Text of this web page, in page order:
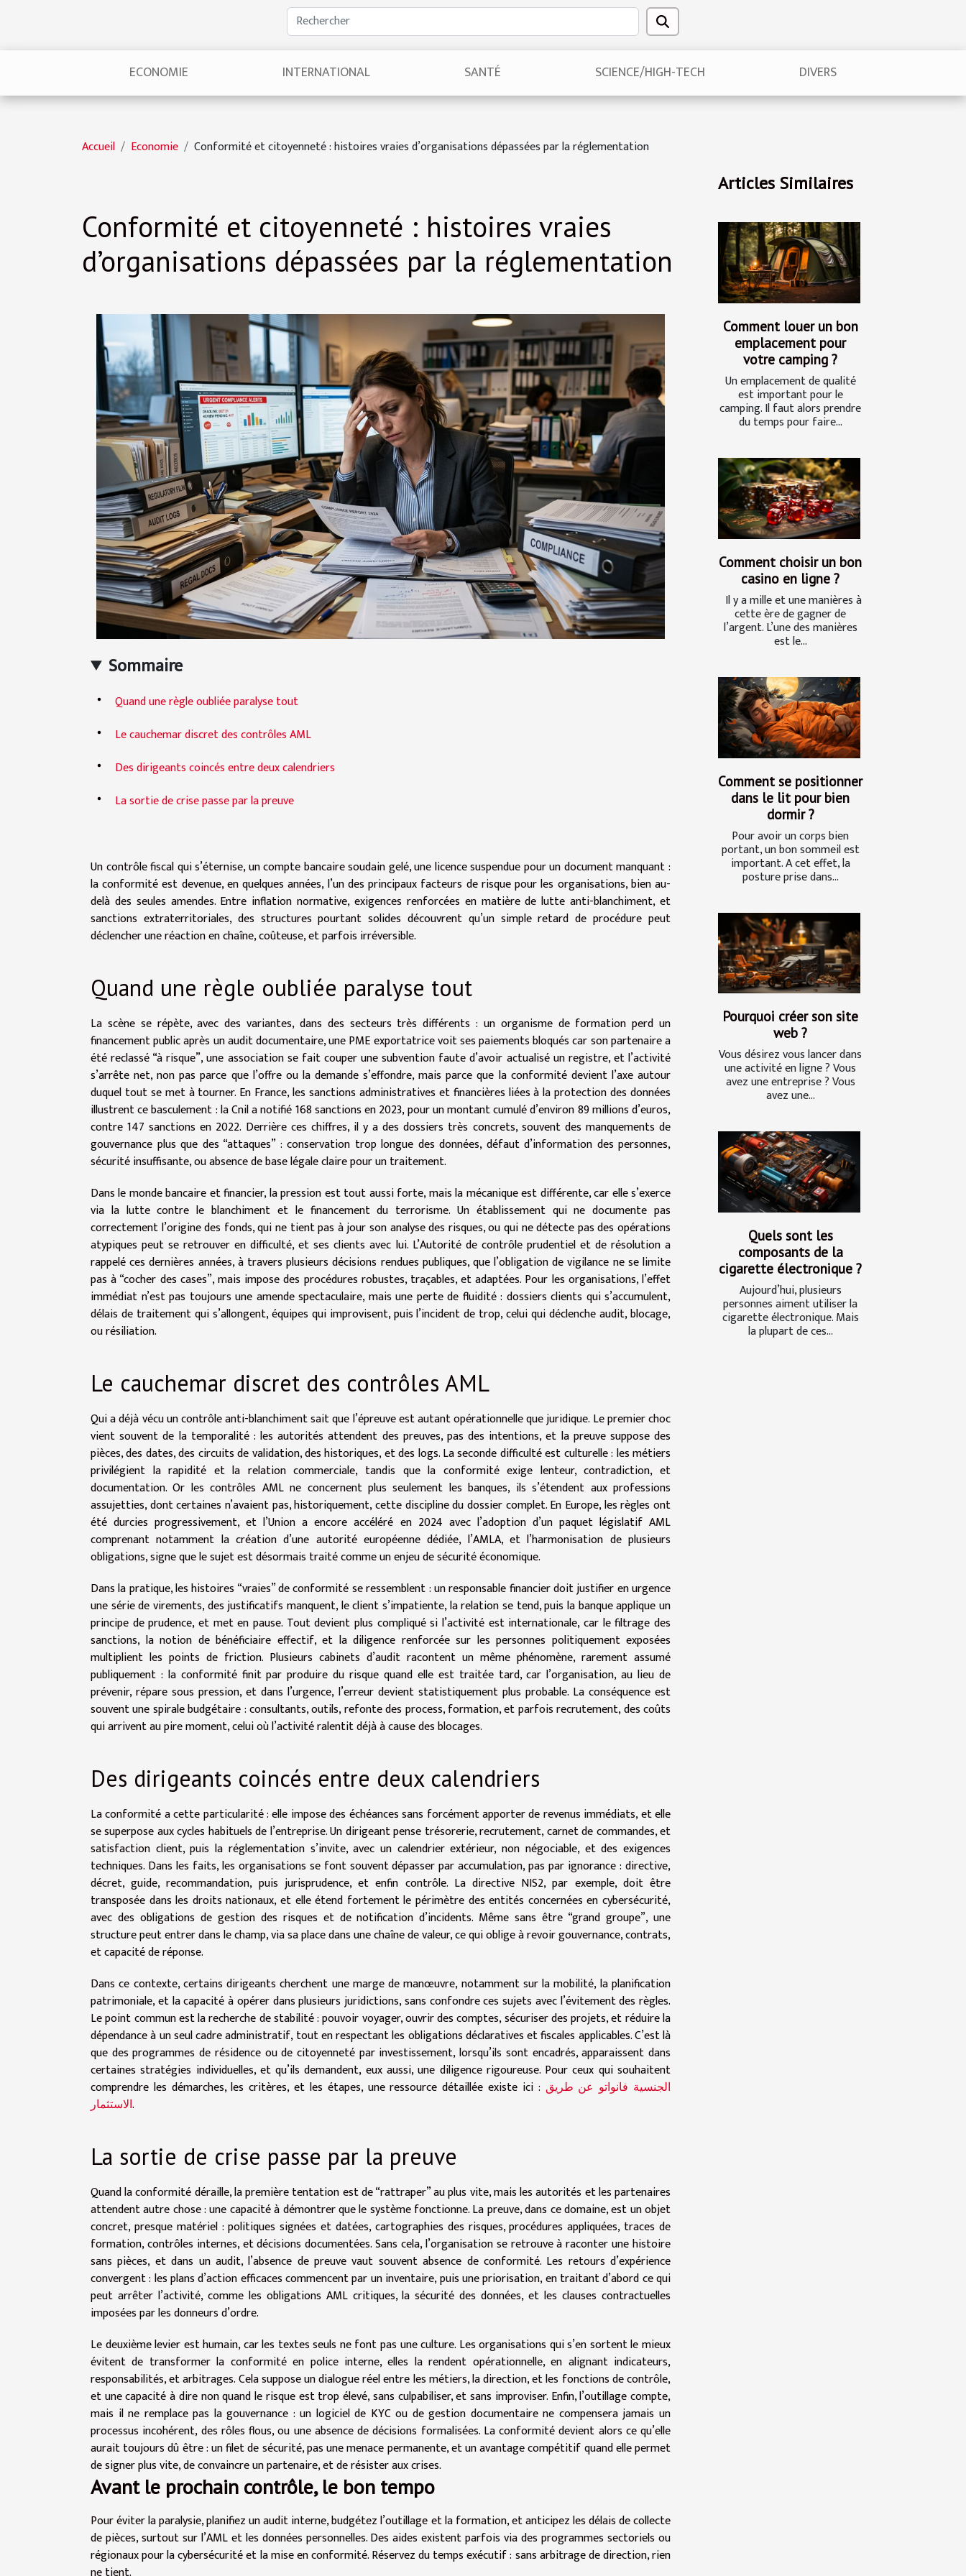
ECONOMIE INTERNATIONAL SANTÉ SCIENCE/HIGH-TECH DIVERS
Accueil Economie Conformité et citoyenneté : histoires vraies d’organisations dépassées par la réglementation
Conformité et citoyenneté : histoires vraies
d’organisations dépassées par la réglementation
Sommaire
Quand une règle oubliée paralyse tout
Le cauchemar discret des contrôles AML
Des dirigeants coincés entre deux calendriers
La sortie de crise passe par la preuve
Un contrôle fiscal qui s’éternise, un compte bancaire soudain gelé, une licence suspendue pour un document manquant :
la conformité est devenue, en quelques années, l’un des principaux facteurs de risque pour les organisations, bien au-
delà des seules amendes. Entre inflation normative, exigences renforcées en matière de lutte anti-blanchiment, et
sanctions extraterritoriales, des structures pourtant solides découvrent qu’un simple retard de procédure peut
déclencher une réaction en chaîne, coûteuse, et parfois irréversible.
Quand une règle oubliée paralyse tout
La scène se répète, avec des variantes, dans des secteurs très différents : un organisme de formation perd un
financement public après un audit documentaire, une PME exportatrice voit ses paiements bloqués car son partenaire a
été reclassé “à risque”, une association se fait couper une subvention faute d’avoir actualisé un registre, et l’activité
s’arrête net, non pas parce que l’offre ou la demande s’effondre, mais parce que la conformité devient l’axe autour
duquel tout se met à tourner. En France, les sanctions administratives et financières liées à la protection des données
illustrent ce basculement : la Cnil a notifié 168 sanctions en 2023, pour un montant cumulé d’environ 89 millions d’euros,
contre 147 sanctions en 2022. Derrière ces chiffres, il y a des dossiers très concrets, souvent des manquements de
gouvernance plus que des “attaques” : conservation trop longue des données, défaut d’information des personnes,
sécurité insuffisante, ou absence de base légale claire pour un traitement.
Dans le monde bancaire et financier, la pression est tout aussi forte, mais la mécanique est différente, car elle s’exerce
via la lutte contre le blanchiment et le financement du terrorisme. Un établissement qui ne documente pas
correctement l’origine des fonds, qui ne tient pas à jour son analyse des risques, ou qui ne détecte pas des opérations
atypiques peut se retrouver en difficulté, et ses clients avec lui. L’Autorité de contrôle prudentiel et de résolution a
rappelé ces dernières années, à travers plusieurs décisions rendues publiques, que l’obligation de vigilance ne se limite
pas à “cocher des cases”, mais impose des procédures robustes, traçables, et adaptées. Pour les organisations, l’effet
immédiat n’est pas toujours une amende spectaculaire, mais une perte de fluidité : dossiers clients qui s’accumulent,
délais de traitement qui s’allongent, équipes qui improvisent, puis l’incident de trop, celui qui déclenche audit, blocage,
ou résiliation.
Le cauchemar discret des contrôles AML
Qui a déjà vécu un contrôle anti-blanchiment sait que l’épreuve est autant opérationnelle que juridique. Le premier choc
vient souvent de la temporalité : les autorités attendent des preuves, pas des intentions, et la preuve suppose des
pièces, des dates, des circuits de validation, des historiques, et des logs. La seconde difficulté est culturelle : les métiers
privilégient la rapidité et la relation commerciale, tandis que la conformité exige lenteur, contradiction, et
documentation. Or les contrôles AML ne concernent plus seulement les banques, ils s’étendent aux professions
assujetties, dont certaines n’avaient pas, historiquement, cette discipline du dossier complet. En Europe, les règles ont
été durcies progressivement, et l’Union a encore accéléré en 2024 avec l’adoption d’un paquet législatif AML
comprenant notamment la création d’une autorité européenne dédiée, l’AMLA, et l’harmonisation de plusieurs
obligations, signe que le sujet est désormais traité comme un enjeu de sécurité économique.
Dans la pratique, les histoires “vraies” de conformité se ressemblent : un responsable financier doit justifier en urgence
une série de virements, des justificatifs manquent, le client s’impatiente, la relation se tend, puis la banque applique un
principe de prudence, et met en pause. Tout devient plus compliqué si l’activité est internationale, car le filtrage des
sanctions, la notion de bénéficiaire effectif, et la diligence renforcée sur les personnes politiquement exposées
multiplient les points de friction. Plusieurs cabinets d’audit racontent un même phénomène, rarement assumé
publiquement : la conformité finit par produire du risque quand elle est traitée tard, car l’organisation, au lieu de
prévenir, répare sous pression, et dans l’urgence, l’erreur devient statistiquement plus probable. La conséquence est
souvent une spirale budgétaire : consultants, outils, refonte des process, formation, et parfois recrutement, des coûts
qui arrivent au pire moment, celui où l’activité ralentit déjà à cause des blocages.
Des dirigeants coincés entre deux calendriers
La conformité a cette particularité : elle impose des échéances sans forcément apporter de revenus immédiats, et elle
se superpose aux cycles habituels de l’entreprise. Un dirigeant pense trésorerie, recrutement, carnet de commandes, et
satisfaction client, puis la réglementation s’invite, avec un calendrier extérieur, non négociable, et des exigences
techniques. Dans les faits, les organisations se font souvent dépasser par accumulation, pas par ignorance : directive,
décret, guide, recommandation, puis jurisprudence, et enfin contrôle. La directive NIS2, par exemple, doit être
transposée dans les droits nationaux, et elle étend fortement le périmètre des entités concernées en cybersécurité,
avec des obligations de gestion des risques et de notification d’incidents. Même sans être “grand groupe”, une
structure peut entrer dans le champ, via sa place dans une chaîne de valeur, ce qui oblige à revoir gouvernance, contrats,
et capacité de réponse.
Dans ce contexte, certains dirigeants cherchent une marge de manœuvre, notamment sur la mobilité, la planification
patrimoniale, et la capacité à opérer dans plusieurs juridictions, sans confondre ces sujets avec l’évitement des règles.
Le point commun est la recherche de stabilité : pouvoir voyager, ouvrir des comptes, sécuriser des projets, et réduire la
dépendance à un seul cadre administratif, tout en respectant les obligations déclaratives et fiscales applicables. C’est là
que des programmes de résidence ou de citoyenneté par investissement, lorsqu’ils sont encadrés, apparaissent dans
certaines stratégies individuelles, et qu’ils demandent, eux aussi, une diligence rigoureuse. Pour ceux qui souhaitent
comprendre les démarches, les critères, et les étapes, une ressource détaillée existe ici : الجنسية فانواتو عن طريق
الاستثمار.
La sortie de crise passe par la preuve
Quand la conformité déraille, la première tentation est de “rattraper” au plus vite, mais les autorités et les partenaires
attendent autre chose : une capacité à démontrer que le système fonctionne. La preuve, dans ce domaine, est un objet
concret, presque matériel : politiques signées et datées, cartographies des risques, procédures appliquées, traces de
formation, contrôles internes, et décisions documentées. Sans cela, l’organisation se retrouve à raconter une histoire
sans pièces, et dans un audit, l’absence de preuve vaut souvent absence de conformité. Les retours d’expérience
convergent : les plans d’action efficaces commencent par un inventaire, puis une priorisation, en traitant d’abord ce qui
peut arrêter l’activité, comme les obligations AML critiques, la sécurité des données, et les clauses contractuelles
imposées par les donneurs d’ordre.
Le deuxième levier est humain, car les textes seuls ne font pas une culture. Les organisations qui s’en sortent le mieux
évitent de transformer la conformité en police interne, elles la rendent opérationnelle, en alignant indicateurs,
responsabilités, et arbitrages. Cela suppose un dialogue réel entre les métiers, la direction, et les fonctions de contrôle,
et une capacité à dire non quand le risque est trop élevé, sans culpabiliser, et sans improviser. Enfin, l’outillage compte,
mais il ne remplace pas la gouvernance : un logiciel de KYC ou de gestion documentaire ne compensera jamais un
processus incohérent, des rôles flous, ou une absence de décisions formalisées. La conformité devient alors ce qu’elle
aurait toujours dû être : un filet de sécurité, pas une menace permanente, et un avantage compétitif quand elle permet
de signer plus vite, de convaincre un partenaire, et de résister aux crises.
Avant le prochain contrôle, le bon tempo
Pour éviter la paralysie, planifiez un audit interne, budgétez l’outillage et la formation, et anticipez les délais de collecte
de pièces, surtout sur l’AML et les données personnelles. Des aides existent parfois via des programmes sectoriels ou
régionaux pour la cybersécurité et la mise en conformité. Réservez du temps exécutif : sans arbitrage de direction, rien
Articles Similaires
Comment louer un bon
emplacement pour
votre camping ?
Un emplacement de qualité
est important pour le
camping. Il faut alors prendre
du temps pour faire...
Comment choisir un bon
casino en ligne ?
Il y a mille et une manières à
cette ère de gagner de
l’argent. L’une des manières
est le...
Comment se positionner
dans le lit pour bien
dormir ?
Pour avoir un corps bien
portant, un bon sommeil est
important. A cet effet, la
posture prise dans...
Pourquoi créer son site
web ?
Vous désirez vous lancer dans
une activité en ligne ? Vous
avez une entreprise ? Vous
avez une...
Quels sont les
composants de la
cigarette électronique ?
Aujourd’hui, plusieurs
personnes aiment utiliser la
cigarette électronique. Mais
la plupart de ces...